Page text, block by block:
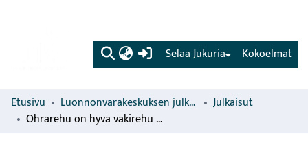
(current) Kokoelmat
Selaa Jukuria
Etusivu Luonnonvarakeskuksen julkaisut
Julkaisut
Ohrarehu on hyvä väkirehu sonneille